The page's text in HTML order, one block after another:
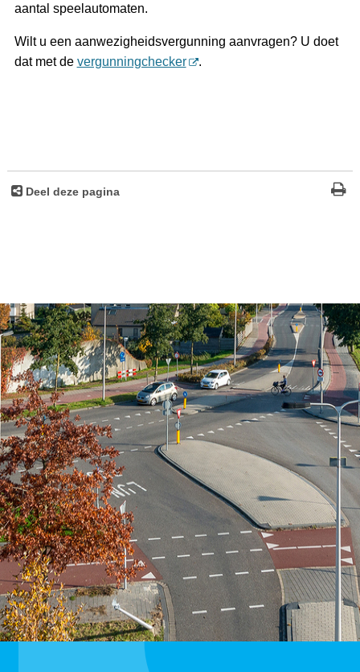
aantal speelautomaten.
Wilt u een aanwezigheidsvergunning aanvragen? U doet
dat met de vergunningchecker .
Deel deze pagina